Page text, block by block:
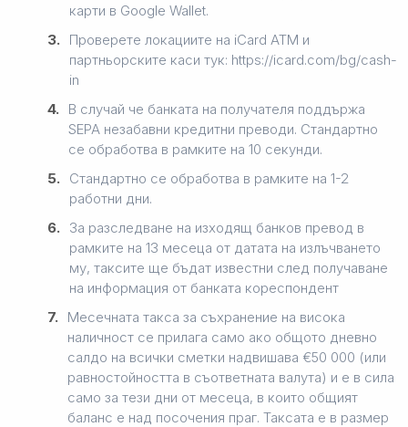
карти в Google Wallet.
3.
Проверете локациите на iCard ATM и
партньорските каси тук: https://icard.com/bg/cash-
in
4.
В случай че банката на получателя поддържа
SEPA незабавни кредитни преводи. Стандартно
се обработва в рамките на 10 секунди.
5.
Стандартно се обработва в рамките на 1-2
работни дни.
6.
За разследване на изходящ банков превод в
рамките на 13 месеца от датата на излъчването
му, таксите ще бъдат известни след получаване
на информация от банката кореспондент
7.
Месечната такса за съхранение на висока
наличност се прилага само ако общото дневно
салдо на всички сметки надвишава €50 000 (или
равностойността в съответната валута) и е в сила
само за тези дни от месеца, в които общият
баланс е над посочения праг. Таксата е в размер